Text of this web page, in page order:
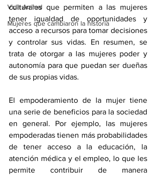
Vida Animal
Mujeres que cambiaron la historia
culturales que permiten a las mujeres
tener igualdad de oportunidades y
acceso a recursos para tomar decisiones
y controlar sus vidas. En resumen, se
trata de otorgar a las mujeres poder y
autonomía para que puedan ser dueñas
de sus propias vidas.
El empoderamiento de la mujer tiene
una serie de beneficios para la sociedad
en general. Por ejemplo, las mujeres
empoderadas tienen más probabilidades
de tener acceso a la educación, la
atención médica y el empleo, lo que les
permite contribuir de manera